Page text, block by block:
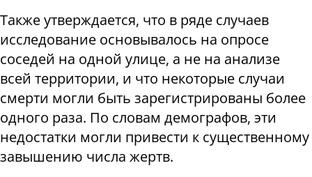
Также утверждается, что в ряде случаев
исследование основывалось на опросе
соседей на одной улице, а не на анализе
всей территории, и что некоторые случаи
смерти могли быть зарегистрированы более
одного раза. По словам демографов, эти
недостатки могли привести к существенному
завышению числа жертв.